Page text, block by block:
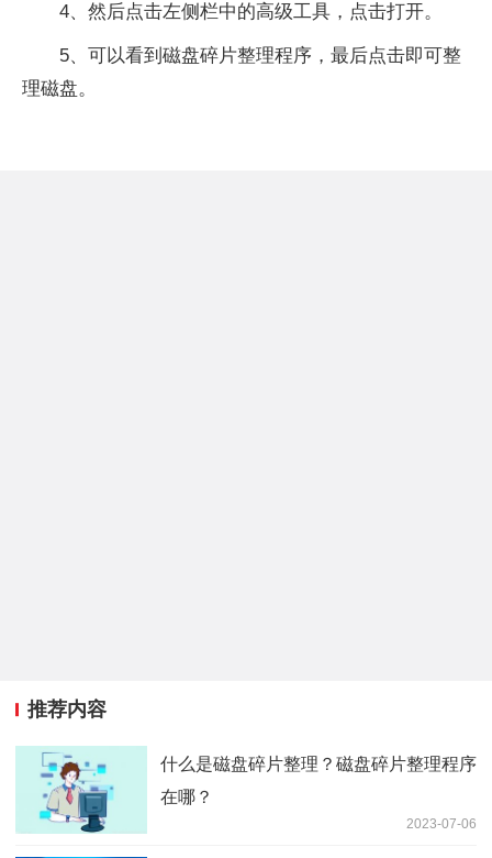
4、然后点击左侧栏中的高级工具，点击打开。
5、可以看到磁盘碎片整理程序，最后点击即可整
理磁盘。
推荐内容
什么是磁盘碎片整理？磁盘碎片整理程序
在哪？
2023-07-06